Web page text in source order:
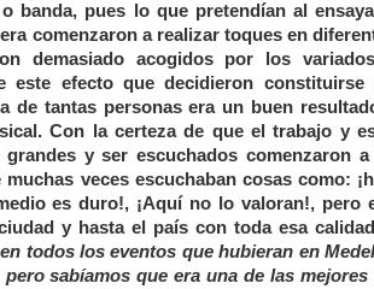
banda, pues lo que pretendían al
comenzaron a realizar toques en
demasiado acogidos por los
este efecto que decidieron constituirse
de tantas personas era un buen
Con la certeza de que el trabajo y
y ser escuchados comenzaron
veces escuchaban cosas como:
es duro!, ¡Aquí no lo valoran!,
y hasta el país con toda esa
todos los eventos que hubieran en
sabíamos que era una de las